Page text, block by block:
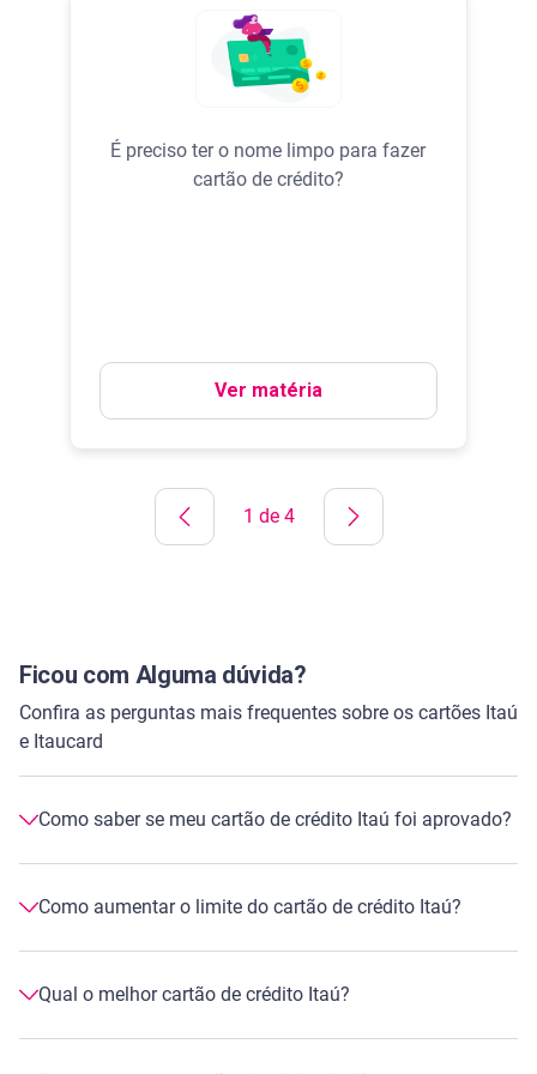
É preciso ter o nome limpo para fazer
cartão de crédito?
Ver matéria
1 de 4
Ficou com Alguma dúvida?
Confira as perguntas mais frequentes sobre os cartões Itaú
e Itaucard
Como saber se meu cartão de crédito Itaú foi aprovado?
Depois de pedir cartão de crédito Itaú, você pode
aplicativo da Serasa. Vale lembrar que a análise é
feita pelo Itaú e a decisão de aprovação também é da
empresa.
Como aumentar o limite do cartão de crédito Itaú?
Para solicitar aumento de limite do seu cartão de
Serviços e depois clique em Cartões. Selecione a
Qual o melhor cartão de crédito Itaú?